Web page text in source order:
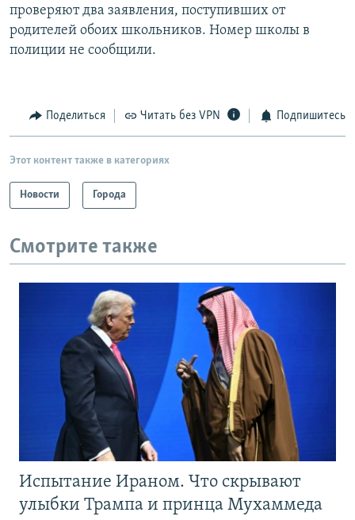
проверяют два заявления, поступивших от
родителей обоих школьников. Номер школы в
полиции не сообщили.
Поделиться Читать без VPN Подпишитесь
Этот контент также в категориях
Новости Города
Смотрите также
Испытание Ираном. Что скрывают
улыбки Трампа и принца Мухаммеда